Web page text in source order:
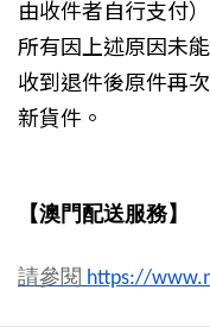
由收件者自行支付）
所有因上述原因未
收到退件後原件再
新貨件。
【澳門配送服務】
請參閱 https://